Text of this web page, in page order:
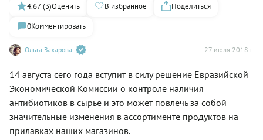
Ольга Захарова 27 июля 2018 г.
4.67 (3)Оценить В избранное
Поделиться
0Комментировать
14 августа сего года вступит в силу решение Евразийской
Экономической Комиссии о контроле наличия
антибиотиков в сырье и это может повлечь за собой
значительные изменения в ассортименте продуктов на
прилавках наших магазинов.